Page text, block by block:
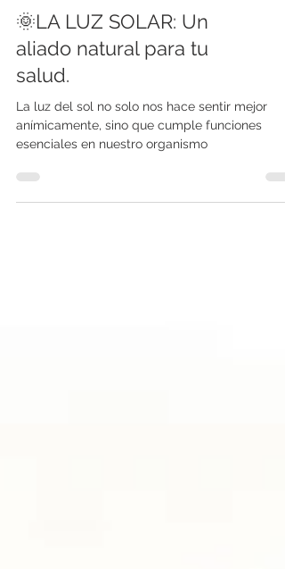
🌞LA LUZ SOLAR: Un
aliado natural para tu
salud.
La luz del sol no solo nos hace sentir mejor
esenciales en nuestro organismo